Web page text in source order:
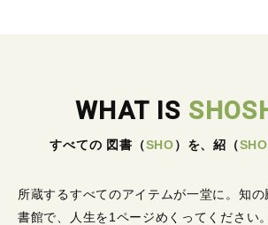
WHAT IS
すべての 図書 （SHO） を、紹 （SHO
所蔵するすべてのアイテムが一堂に。 知の
書館で、人生を1ページめくってください。